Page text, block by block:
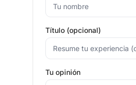
Título (opcional)
Tu opinión